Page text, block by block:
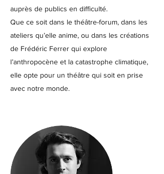
auprès de publics en difficulté.
Que ce soit dans le théâtre-forum, dans les
ateliers qu’elle anime, ou dans les créations
de Frédéric Ferrer qui explore
l’anthropocène et la catastrophe climatique,
elle opte pour un théâtre qui soit en prise
avec notre monde.